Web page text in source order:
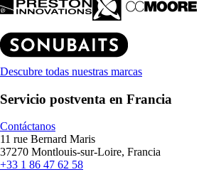
Descubre todas nuestras marcas
Servicio postventa en Francia
Contáctanos
11 rue Bernard Maris
37270 Montlouis-sur-Loire, Francia
+33 1 86 47 62 58